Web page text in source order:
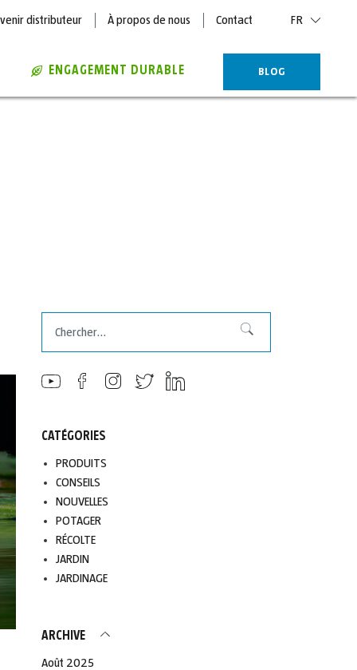
distributeur À propos de nous Contact FR
ENGAGEMENT DURABLE BLOG
Chercher
CATÉGORIES
PRODUITS
CONSEILS
NOUVELLES
POTAGER
RÉCOLTE
JARDIN
JARDINAGE
ARCHIVE
Août 2025